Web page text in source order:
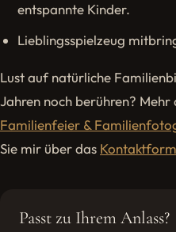
entspannte Kinder.
Lieblingsspielzeug
Lust auf natürliche
Jahren noch berühren?
Familienfeier &
Sie mir über das
Passt zu Ihrem Anlass?